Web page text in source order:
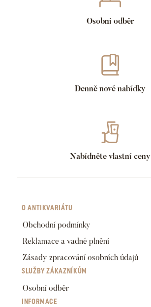
Osobní odběr
Denně nové nabídky
Nabídněte vlastní ceny
O ANTIKVARIÁTU
Obchodní podmínky
Reklamace a vadné plnění
Zásady zpracování osobních údajů
SLUŽBY ZÁKAZNÍKŮM
Osobní odběr
INFORMACE